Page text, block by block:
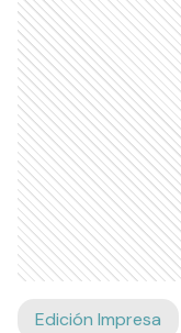
Edición Impresa